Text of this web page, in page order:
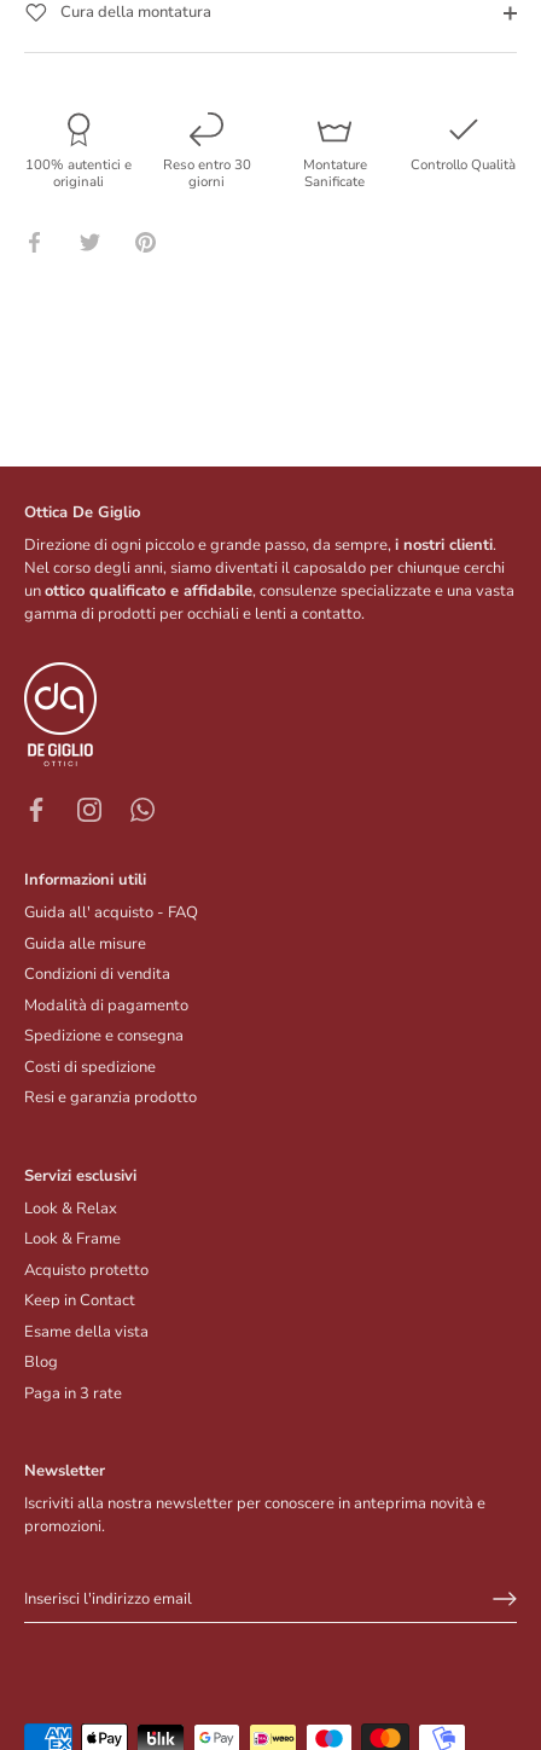
Cura della montatura
100% autentici e
originali
Reso entro 30
giorni
Montature
Sanificate
Controllo Qualità
CondividiCondividiCondividi
Ottica De Giglio
Direzione di ogni piccolo e grande passo, da sempre,i nostri clienti.
Nel corso degli anni, siamo diventati il caposaldo per chiunque cerchi
unottico qualificato e affidabile, consulenze specializzate e una vasta
gamma di prodotti per occhiali e lenti a contatto.
Informazioni utili
Guida all' acquisto - FAQ
Guida alle misure
Condizioni di vendita
Modalità di pagamento
Spedizione e consegna
Costi di spedizione
Resi e garanzia prodotto
Servizi esclusivi
Look & Relax
Look & Frame
Acquisto protetto
Keep in Contact
Esame della vista
Blog
Paga in 3 rate
Newsletter
Iscriviti alla nostra newsletter per conoscere in anteprima novità e
promozioni.